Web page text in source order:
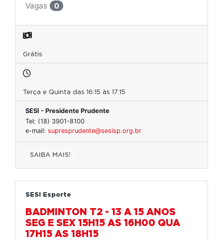
Vagas
0
Grátis
Terça e Quinta das 16:15 às 17:15
SESI - Presidente Prudente
Tel: (18) 3901-8100
e-mail: supresprudente@sesisp.org.br
SAIBA MAIS!
SESI Esporte
BADMINTON T2 - 13 A 15 ANOS
SEG E SEX 15H15 AS 16H00 QUA
17H15 AS 18H15